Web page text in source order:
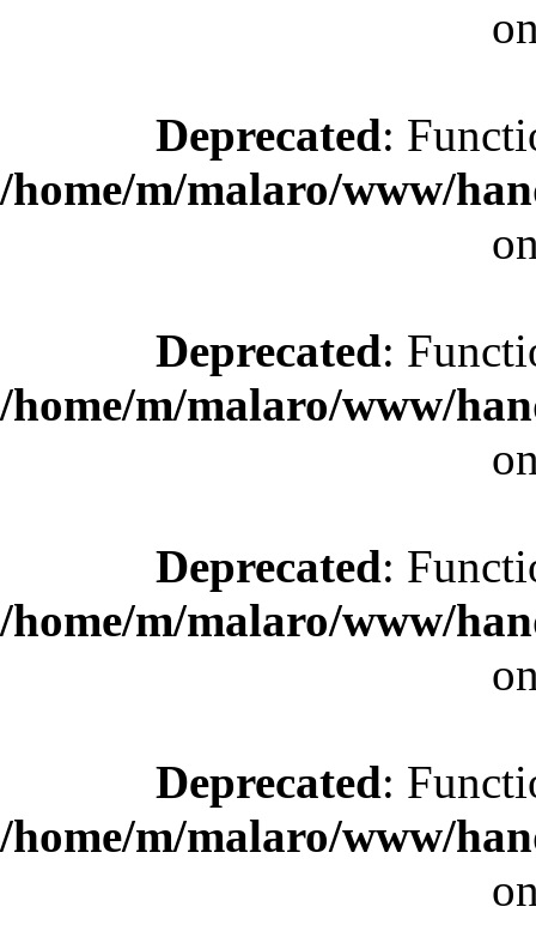
Deprecated:
/home/m/malaro/www/
Deprecated:
/home/m/malaro/www/
Deprecated:
/home/m/malaro/www/
Deprecated:
/home/m/malaro/www/